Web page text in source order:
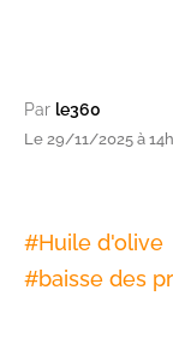
Par le360
Le 29/11/2025 à
#Huile d'olive
#baisse des